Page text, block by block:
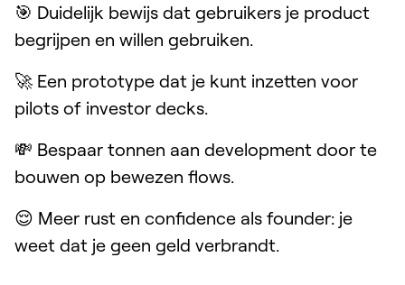
🎯 Duidelijk bewijs dat gebruikers je product
begrijpen en willen gebruiken.
🚀 Een prototype dat je kunt inzetten voor
pilots of investor decks.
💸 Bespaar tonnen aan development door te
bouwen op bewezen flows.
😌 Meer rust en confidence als founder: je
weet dat je geen geld verbrandt.